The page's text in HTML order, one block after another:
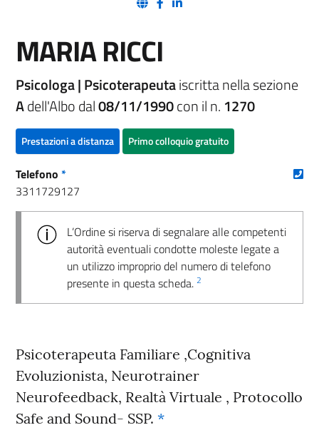
MARIA RICCI
Psicologa | Psicoterapeutaiscritta nella sezione
Adell'Albo dal08/11/1990con il n. 1270
Prestazioni a distanza Primo colloquio gratuito
Telefono *
3311729127
L’Ordine si riserva di segnalare alle competenti
autorità eventuali condotte moleste legate a
un utilizzo improprio del numero di telefono
presente in questa scheda. 2
Psicoterapeuta Familiare ,Cognitiva
Evoluzionista, Neurotrainer
Neurofeedback, Realtà Virtuale , Protocollo
Safe and Sound- SSP. *